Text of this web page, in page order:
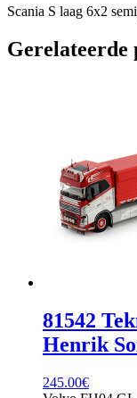
Scania S laag 6x2
Gerelateerde
81542
Henrik
245.00€